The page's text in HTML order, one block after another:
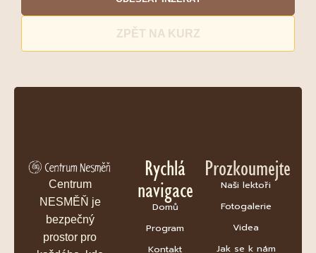
ZPĚT NA KURZ
Centrum
NESMĚŇ je
bezpečný
prostor pro
Rychlá
navigace
Domů
Program
Kontakt
Prozkoumejte
Naši lektoři
Fotogalerie
Videa
Jak se k nám